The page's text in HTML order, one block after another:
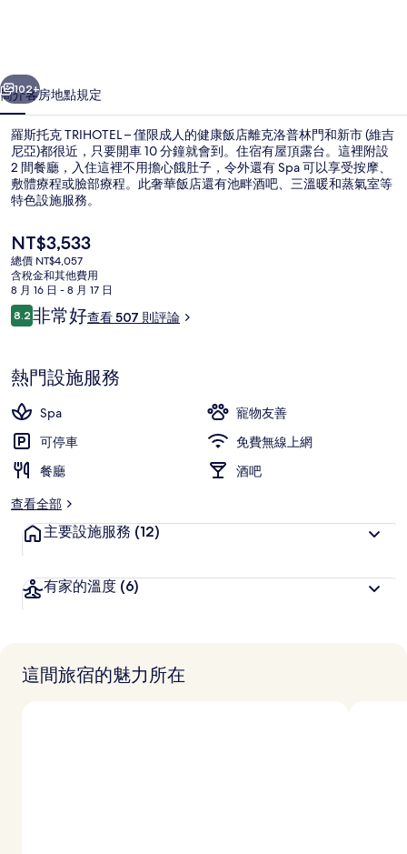
限
成
人
的
健
飯
店
的
片
集
個 下一個
102+
簡介客房地點規定
羅斯托克 TRIHOTEL – 僅限成人的健康飯店離克洛普林門和新市 (維吉
尼亞)都很近，只要開車 10 分鐘就會到。住宿有屋頂露台。這裡附設
2 間餐廳，入住這裡不用擔心餓肚子，令外還有 Spa 可以享受按摩、
敷體療程或臉部療程。此奢華飯店還有池畔酒吧、三溫暖和蒸氣室等
特色設施服務。
目
前
的
價
格
是
NT$3,533
總價 NT$4,057
含稅金和其他費用
8 月 16 日 - 8 月 17 日
評
論
8.28.2 分，滿分 10 分，
非常好查看 507 則評論
熱門設施服務
Spa
寵物友善
可停車
免費無線上網
餐廳
酒吧
查看全部
主要設施服務 (12)
有家的溫度 (6)
這間旅宿的魅力所在